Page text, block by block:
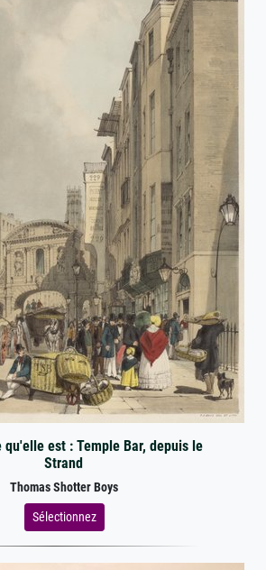
qu'elle est : Temple Bar, depuis le
Strand
Thomas Shotter Boys
Sélectionnez